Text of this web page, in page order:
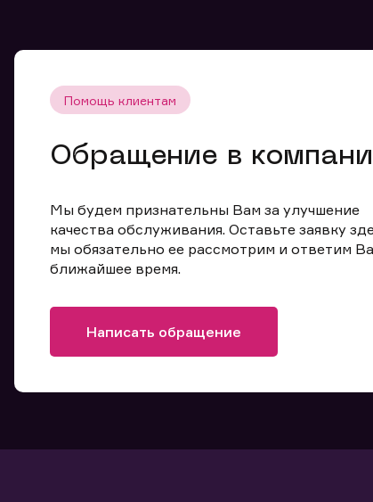
Помощь клиентам
Обращение в
Мы будем признательны Вам за улучшение
качества обслуживания. Оставьте заявку
мы обязательно ее рассмотрим и ответим
ближайшее время.
Написать обращение